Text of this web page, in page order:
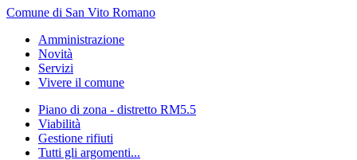
Comune di San Vito Romano
Amministrazione
Novità
Servizi
Vivere il comune
Piano di zona - distretto RM5.5
Viabilità
Gestione rifiuti
Tutti gli argomenti...